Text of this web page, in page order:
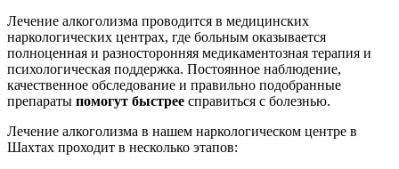
Лечение алкоголизма проводится в медицинских
наркологических центрах, где больным оказывается
полноценная и разносторонняя медикаментозная терапия и
психологическая поддержка. Постоянное наблюдение,
качественное обследование и правильно подобранные
препараты помогут быстрее справиться с болезнью.
Лечение алкоголизма в нашем наркологическом центре в
Шахтах проходит в несколько этапов: